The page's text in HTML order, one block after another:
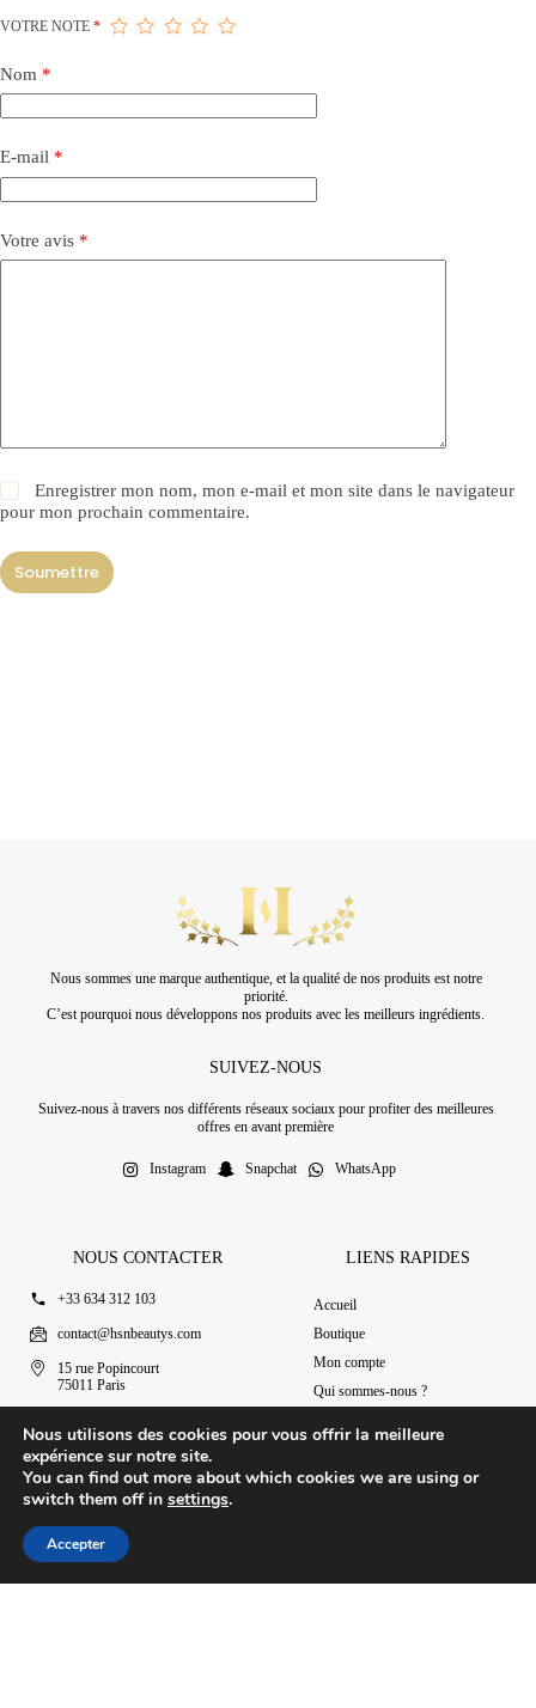
VOTRE NOTE *
Nom *
E-mail *
Votre avis *
Enregistrer mon nom, mon e-mail et mon site dans le navigateur
pour mon prochain commentaire.
Soumettre
Nous sommes une marque authentique, et la qualité de nos produits est notre
priorité.
C’est pourquoi nous développons nos produits avec les meilleurs ingrédients.
SUIVEZ-NOUS
Suivez-nous à travers nos différents réseaux sociaux pour profiter des meilleures
offres en avant première
Instagram Snapchat WhatsApp
NOUS CONTACTER
+33 634 312 103
contact@hsnbeautys.com
15 rue Popincourt
75011 Paris
LIENS RAPIDES
Accueil
Boutique
Mon compte
Qui sommes-nous ?
Nous utilisons des cookies pour vous offrir la meilleure
expérience sur notre site.
You can find out more about which cookies we are using or
switch them off in settings.
Accepter
39.90
Accueil